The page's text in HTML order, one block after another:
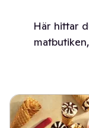
Här hittar